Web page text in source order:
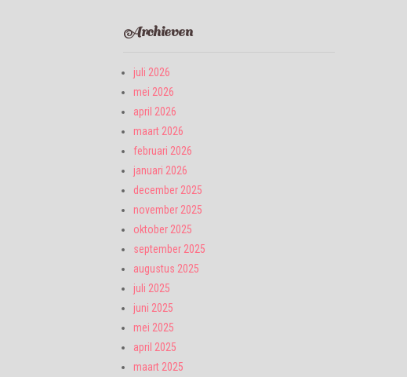
Archieven
juli 2026
mei 2026
april 2026
maart 2026
februari 2026
januari 2026
december 2025
november 2025
oktober 2025
september 2025
augustus 2025
juli 2025
juni 2025
mei 2025
april 2025
maart 2025